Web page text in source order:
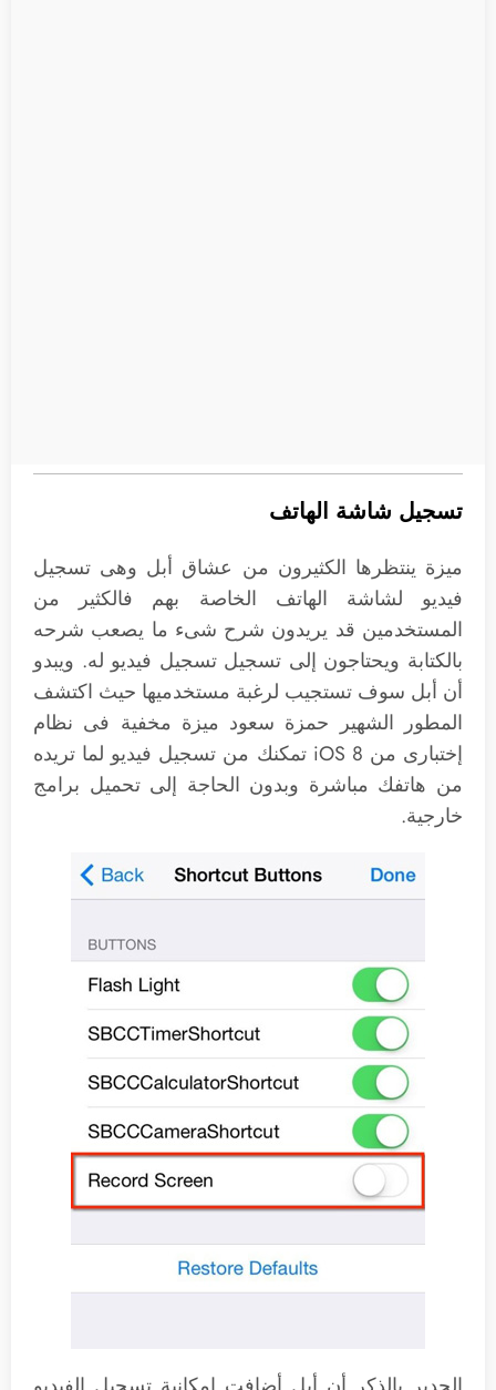
تسجيل شاشة الهاتف
ميزة ينتظرها الكثيرون من عشاق أبل وهى تسجيل
فيديو لشاشة الهاتف الخاصة بهم فالكثير من
المستخدمين قد يريدون شرح شىء ما يصعب شرحه
بالكتابة ويحتاجون إلى تسجيل تسجيل فيديو له. ويبدو
أن أبل سوف تستجيب لرغبة مستخدميها حيث اكتشف
المطور الشهير حمزة سعود ميزة مخفية فى نظام
إختبارى من iOS 8 تمكنك من تسجيل فيديو لما تريده
من هاتفك مباشرة وبدون الحاجة إلى تحميل برامج
خارجية.